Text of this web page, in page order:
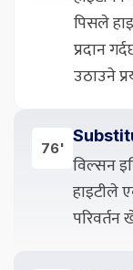
पिसले
प्रदान
उठाउने
76'
विल्सन
हाइटीले